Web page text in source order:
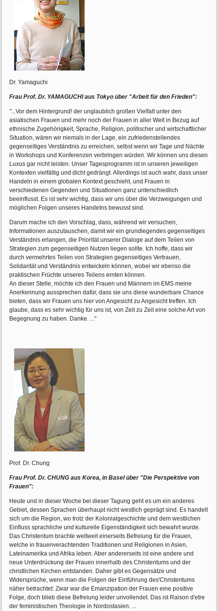
Dr. Yamaguchi
Frau Prof. Dr. YAMAGUCHI aus Tokyo über "Arbeit für den Frieden":
"...Vor dem Hintergrund! der unglaublich großen Vielfalt unter den
asiatischen Frauen und mehr noch der Frauen in aller Welt in Bezug auf
ethnische Zugehörigkeit, Sprache, Religion, politischer und wirtschaftlicher
Situation, wären wir niemals in der Lage, ein zufriedenstelIendes
gegenseitiges Verständnis zu erreichen, selbst wenn wir Tage und Nächte
in Workshops und Konferenzen verbringen würden. Wir können uns diesen
Luxus gar nicht leisten. Unser Tagesprogramm ist in unseren jeweiligen
Kontexten vielfältig und dicht gedrängt. Allerdings ist auch wahr, dass unser
Handeln in einem globalen Kontext geschieht, und Frauen in
verschiedenen Gegenden und Situationen ganz unterschiedlich
beeinflusst. Es ist sehr wichtig, dass wir uns über die Verzweigungen und
möglichen Folgen unseres HandeIns bewusst sind.
Darum mache ich den Vorschlag, dass, während wir versuchen,
Informationen auszutauschen, damit wir ein grundlegendes gegenseitiges
Verständnis erlangen, die Priorität unserer Dialoge auf dem Teilen von
Strategien zum gegenseitigen Nutzen liegen sollte. Ich hoffe, dass wir
durch vermehrtes Teilen von Strategien gegenseitiges Vertrauen,
Solidarität und Verständnis entwickeln können, wobei wir ebenso die
praktischen Früchte unseres Teilens ernten können.
An dieser Stelle, möchte ich den Frauen und Männern im EMS meine
Anerkennung aussprechen dafür, dass sie uns diese wunderbare Chance
bieten, dass wir Frauen uns hier von Angesicht zu Angesicht treffen. Ich
glaube, dass es sehr wichtig für uns ist, von Zeit zu Zeit eine solche Art von
Begegnung zu haben. Danke. ..."
Prof. Dr. Chung
Frau Prof. Dr. CHUNG aus Korea, in Basel über "Die Perspektive von
Frauen":
Heute und in dieser Woche bei dieser Tagung geht es um ein anderes
Gebiet, dessen Sprachen überhaupt nicht westlich geprägt sind. Es handelt
sich um die Region, wo trotz der Kolonialgeschichte und dem westlichen
Einfluss sprachliche und kulturelle Eigenständigkeit sich bewahrt wurde.
Das Christentum brachte weltweit einerseits Befreiung für die Frauen,
welche in frauenverachtenden Traditionen und Religionen in Asien,
Lateinamerika und Afrika leben. Aber andererseits ist eine andere und
neue Unterdrückung der Frauen innerhalb des Christentums und der
christlichen Kirchen entstanden. Daher gibt es Gegensätze und
Widersprüche, wenn man die Folgen der Einführung des'Christentums
näher betrachtet: Zwar war die Emanzipation der Frauen eine positive
Folge, doch blieb diese Befreiung leider unvollendet. Das ist Raison d'etre
der feministischen Theologie in Nordostasien. ...